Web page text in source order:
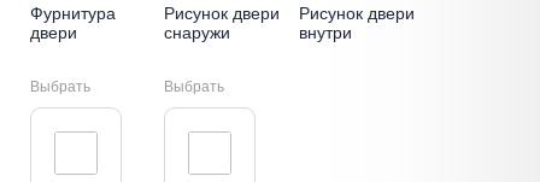
Фурнитура
двери
Рисунок двери
снаружи
Рисунок двери
внутри
Выбрать Выбрать